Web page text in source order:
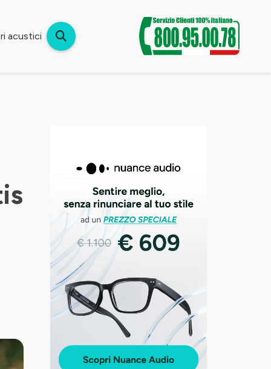
acustici